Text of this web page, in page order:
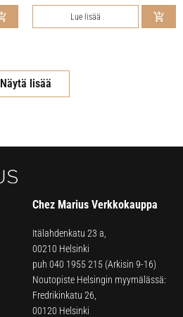
Lue lisää
Näytä lisää
Chez Marius Verkkokauppa
Itälahdenkatu 23 a,
00210 Helsinki
puh 040 1955 215 (Arkisin 9-16)
Noutopiste Helsingin myymälässä:
Fredrikinkatu 26,
00120 Helsinki